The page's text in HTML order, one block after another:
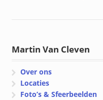
Martin Van Cleven
Over ons
Locaties
Foto’s & Sfeerbeelden